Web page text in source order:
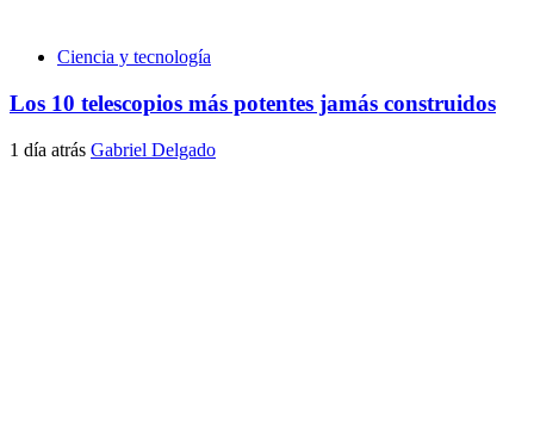
Ciencia y tecnología
Los 10 telescopios más potentes jamás construidos
1 día atrás Gabriel Delgado